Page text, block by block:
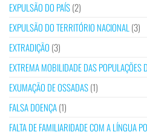
EXPULSÃO DO PAÍS(2)
EXPULSÃO DO TERRITÓRIO NACIONAL (3)
EXTRADIÇÃO (3)
EXTREMA MOBILIDADE DAS POPULAÇÕES
EXUMAÇÃO DE OSSADAS(1)
FALSA DOENÇA(1)
FALTA DE FAMILIARIDADE COM A LÍNGUA